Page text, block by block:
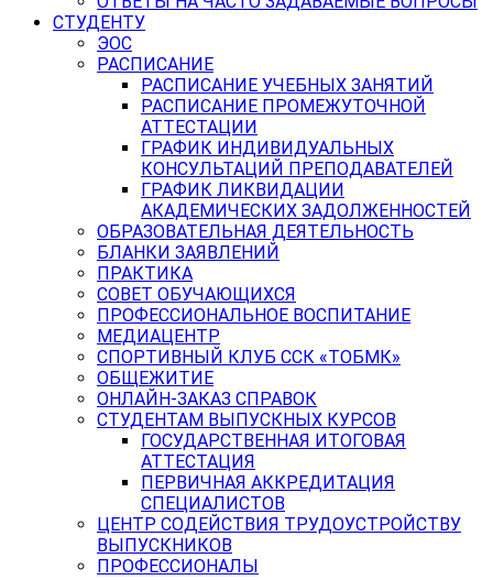
СТУДЕНТУ
ЭОС
РАСПИСАНИЕ
РАСПИСАНИЕ УЧЕБНЫХ ЗАНЯТИЙ
РАСПИСАНИЕ ПРОМЕЖУТОЧНОЙ
АТТЕСТАЦИИ
ГРАФИК ИНДИВИДУАЛЬНЫХ
КОНСУЛЬТАЦИЙ ПРЕПОДАВАТЕЛЕЙ
ГРАФИК ЛИКВИДАЦИИ
АКАДЕМИЧЕСКИХ ЗАДОЛЖЕННОСТЕЙ
ОБРАЗОВАТЕЛЬНАЯ ДЕЯТЕЛЬНОСТЬ
БЛАНКИ ЗАЯВЛЕНИЙ
ПРАКТИКА
СОВЕТ ОБУЧАЮЩИХСЯ
ПРОФЕССИОНАЛЬНОЕ ВОСПИТАНИЕ
МЕДИАЦЕНТР
СПОРТИВНЫЙ КЛУБ ССК «ТОБМК»
ОБЩЕЖИТИЕ
ОНЛАЙН-ЗАКАЗ СПРАВОК
СТУДЕНТАМ ВЫПУСКНЫХ КУРСОВ
ГОСУДАРСТВЕННАЯ ИТОГОВАЯ
АТТЕСТАЦИЯ
ПЕРВИЧНАЯ АККРЕДИТАЦИЯ
СПЕЦИАЛИСТОВ
ЦЕНТР СОДЕЙСТВИЯ ТРУДОУСТРОЙСТВУ
ВЫПУСКНИКОВ
ПРОФЕССИОНАЛЫ